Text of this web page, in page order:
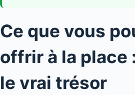
Ce que vous
offrir à la place :
le vrai trésor